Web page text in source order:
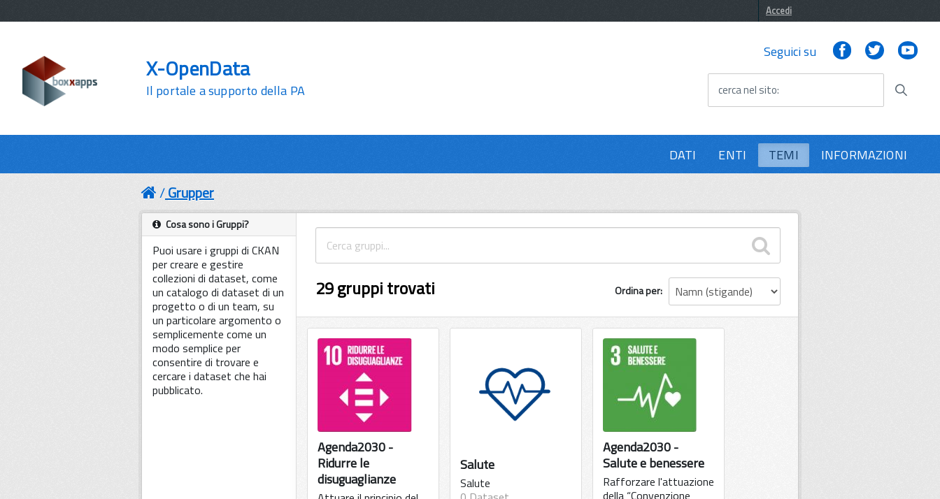
Accedi
X-OpenData
Il portale a supporto della PA
Seguici su FacebookTwitter
cerca nel sito
DATI ENTI TEMI INFORMAZIONI
Grupper
Ordina per
29 gruppi trovati
Agenda2030 -
Ridurre le
disuguaglianze
Salute
Salute
Agenda2030 -
Salute e benessere
Rafforzare l'attuazione
della “Convenzione
Cosa sono i Gruppi?
Puoi usare i gruppi di CKAN
per creare e gestire
collezioni di dataset, come
un catalogo di dataset di un
progetto o di un team, su
un particolare argomento o
semplicemente come un
modo semplice per
consentire di trovare e
cercare i dataset che hai
pubblicato.